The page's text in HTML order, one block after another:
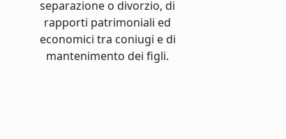
separazione o divorzio, di
rapporti patrimoniali ed
economici tra coniugi e di
mantenimento dei figli.